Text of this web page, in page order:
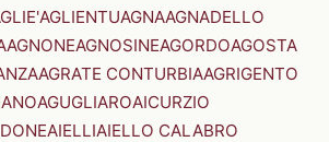
AGLIENTUAGNAAGNADELLO
AGNONEAGNOSINEAGORDOAGOSTA
AGRATE CONTURBIAAGRIGENTO
AGUGLIAROAICURZIO
AIELLIAIELLO CALABRO